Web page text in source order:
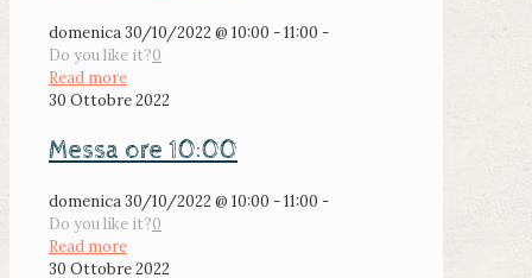
domenica 30/10/2022 @ 10:00 - 11:00 -
Do you like it?0
Read more
30 Ottobre 2022
Messa ore 10:00
domenica 30/10/2022 @ 10:00 - 11:00 -
Do you like it?0
Read more
30 Ottobre 2022